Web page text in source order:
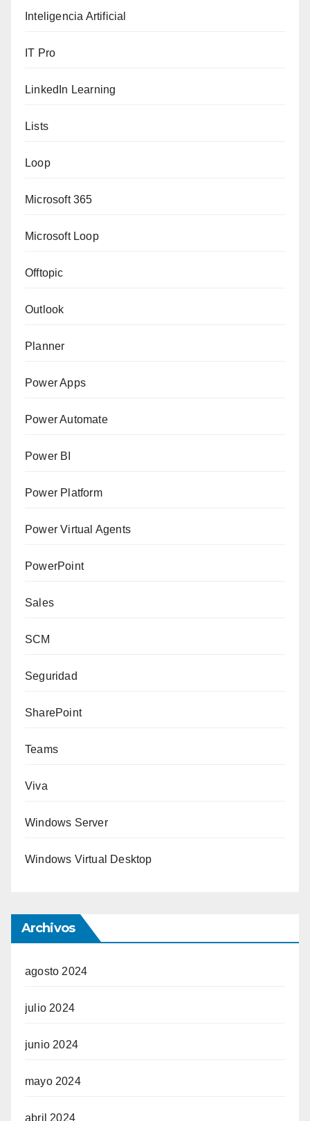
Inteligencia Artificial
IT Pro
LinkedIn Learning
Lists
Loop
Microsoft 365
Microsoft Loop
Offtopic
Outlook
Planner
Power Apps
Power Automate
Power BI
Power Platform
Power Virtual Agents
PowerPoint
Sales
SCM
Seguridad
SharePoint
Teams
Viva
Windows Server
Windows Virtual Desktop
Archivos
agosto 2024
julio 2024
junio 2024
mayo 2024
abril 2024